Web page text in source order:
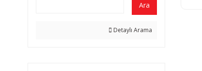
Ara
Detaylı Arama